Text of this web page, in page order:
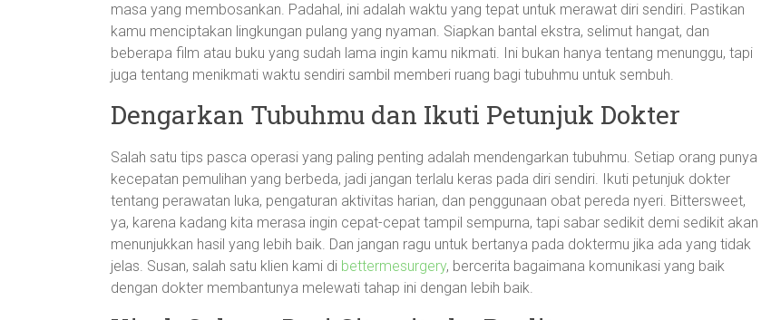
masa yang membosankan. Padahal, ini adalah waktu yang tepat untuk merawat diri sendiri. Pastikan
kamu menciptakan lingkungan pulang yang nyaman. Siapkan bantal ekstra, selimut hangat, dan
beberapa film atau buku yang sudah lama ingin kamu nikmati. Ini bukan hanya tentang menunggu, tapi
juga tentang menikmati waktu sendiri sambil memberi ruang bagi tubuhmu untuk sembuh.
Dengarkan Tubuhmu dan Ikuti Petunjuk Dokter
Salah satu tips pasca operasi yang paling penting adalah mendengarkan tubuhmu. Setiap orang punya
kecepatan pemulihan yang berbeda, jadi jangan terlalu keras pada diri sendiri. Ikuti petunjuk dokter
tentang perawatan luka, pengaturan aktivitas harian, dan penggunaan obat pereda nyeri. Bittersweet,
ya, karena kadang kita merasa ingin cepat-cepat tampil sempurna, tapi sabar sedikit demi sedikit akan
menunjukkan hasil yang lebih baik. Dan jangan ragu untuk bertanya pada doktermu jika ada yang tidak
jelas. Susan, salah satu klien kami di bettermesurgery, bercerita bagaimana komunikasi yang baik
dengan dokter membantunya melewati tahap ini dengan lebih baik.